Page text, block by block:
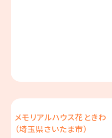
メモリアルハウス花ときわ
（埼玉県さいたま市）